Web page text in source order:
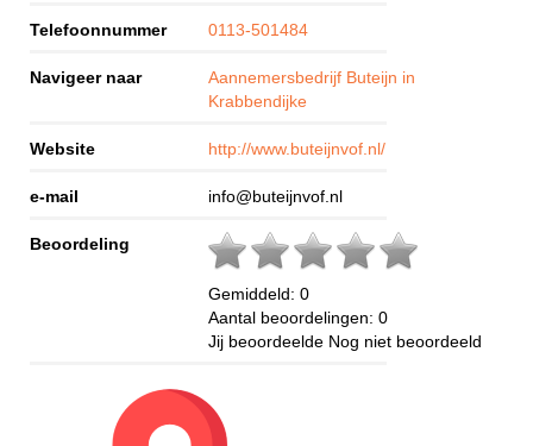
Telefoonnummer 0113-501484
Navigeer naar
Aannemersbedrijf Buteijn in
Krabbendijke
Website http://www.buteijnvof.nl/
e-mail info@buteijnvof.nl
Beoordeling
Gemiddeld: 0
Aantal beoordelingen: 0
Jij beoordeelde Nog niet beoordeeld